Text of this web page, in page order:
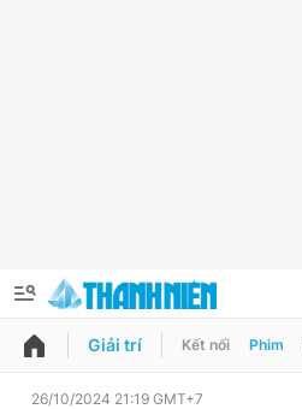
QUẢNG CÁO
Giải trí Kết nối Phim
26/10/2024 21:19 GMT+7